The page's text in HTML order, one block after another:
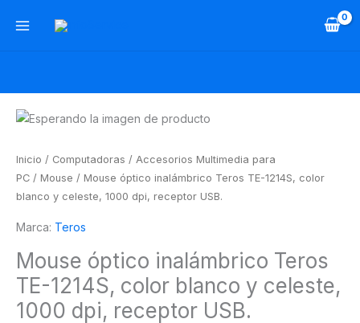
Inicio / Computadoras / Accesorios Multimedia para
PC / Mouse / Mouse óptico inalámbrico Teros TE-1214S, color
blanco y celeste, 1000 dpi, receptor USB.
Marca: Teros
Mouse óptico inalámbrico Teros
TE-1214S, color blanco y celeste,
1000 dpi, receptor USB.
Mouse
inalámbrico
Teros
TE-
color
y
celeste,
1000